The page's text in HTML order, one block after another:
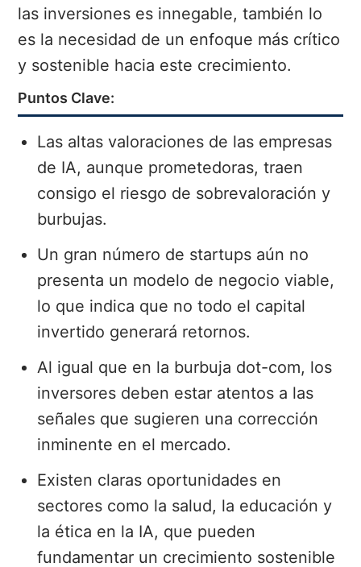
las inversiones es innegable, también lo
es la necesidad de un enfoque más crítico
y sostenible hacia este crecimiento.
Puntos Clave:
Las altas valoraciones de las empresas
de IA, aunque prometedoras, traen
consigo el riesgo de sobrevaloración y
burbujas.
Un gran número de startups aún no
presenta un modelo de negocio viable,
lo que indica que no todo el capital
invertido generará retornos.
Al igual que en la burbuja dot-com, los
inversores deben estar atentos a las
señales que sugieren una corrección
inminente en el mercado.
Existen claras oportunidades en
sectores como la salud, la educación y
la ética en la IA, que pueden
fundamentar un crecimiento sostenible